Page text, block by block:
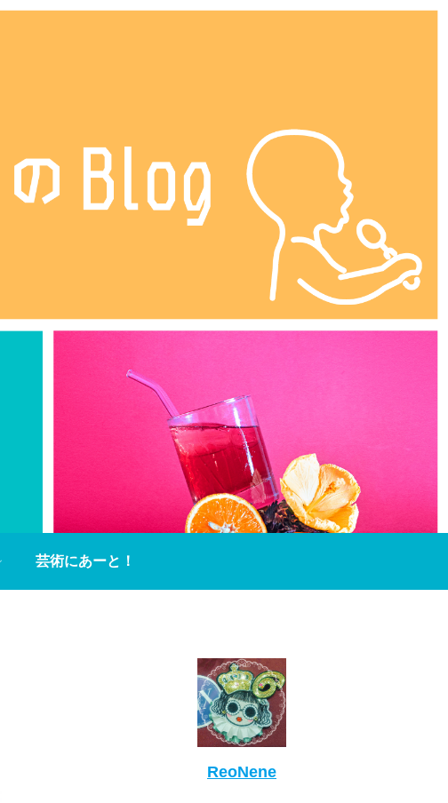
芸術にあーと！
ReoNene